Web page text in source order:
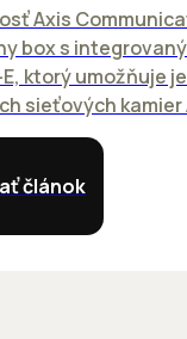
Axis
box s
ktorý umožňuje
sieťových kamier
článok